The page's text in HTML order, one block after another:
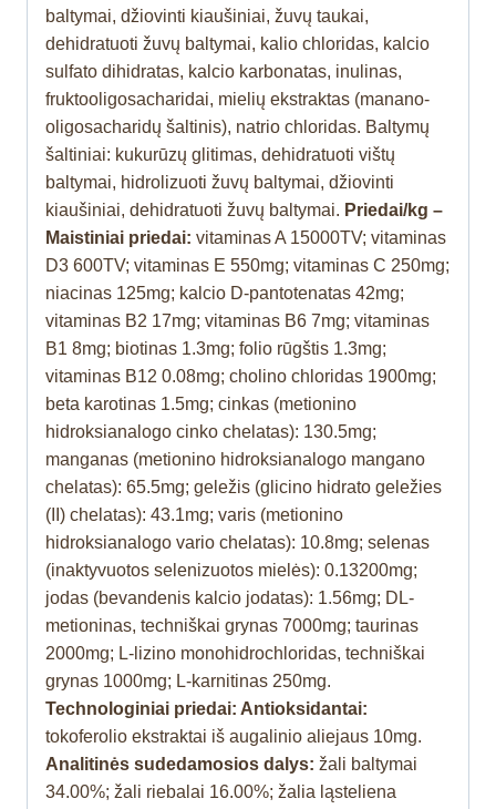
baltymai, džiovinti kiaušiniai, žuvų taukai,
dehidratuoti žuvų baltymai, kalio chloridas, kalcio
sulfato dihidratas, kalcio karbonatas, inulinas,
fruktooligosacharidai, mielių ekstraktas (manano-
oligosacharidų šaltinis), natrio chloridas. Baltymų
šaltiniai: kukurūzų glitimas, dehidratuoti vištų
baltymai, hidrolizuoti žuvų baltymai, džiovinti
kiaušiniai, dehidratuoti žuvų baltymai. Priedai/kg –
Maistiniai priedai: vitaminas A 15000TV; vitaminas
D3 600TV; vitaminas E 550mg; vitaminas C 250mg;
niacinas 125mg; kalcio D-pantotenatas 42mg;
vitaminas B2 17mg; vitaminas B6 7mg; vitaminas
B1 8mg; biotinas 1.3mg; folio rūgštis 1.3mg;
vitaminas B12 0.08mg; cholino chloridas 1900mg;
beta karotinas 1.5mg; cinkas (metionino
hidroksianalogo cinko chelatas): 130.5mg;
manganas (metionino hidroksianalogo mangano
chelatas): 65.5mg; geležis (glicino hidrato geležies
(II) chelatas): 43.1mg; varis (metionino
hidroksianalogo vario chelatas): 10.8mg; selenas
(inaktyvuotos selenizuotos mielės): 0.13200mg;
jodas (bevandenis kalcio jodatas): 1.56mg; DL-
metioninas, techniškai grynas 7000mg; taurinas
2000mg; L-lizino monohidrochloridas, techniškai
grynas 1000mg; L-karnitinas 250mg.
Technologiniai priedai: Antioksidantai:
tokoferolio ekstraktai iš augalinio aliejaus 10mg.
Analitinės sudedamosios dalys: žali baltymai
34.00%; žali riebalai 16.00%; žalia ląsteliena